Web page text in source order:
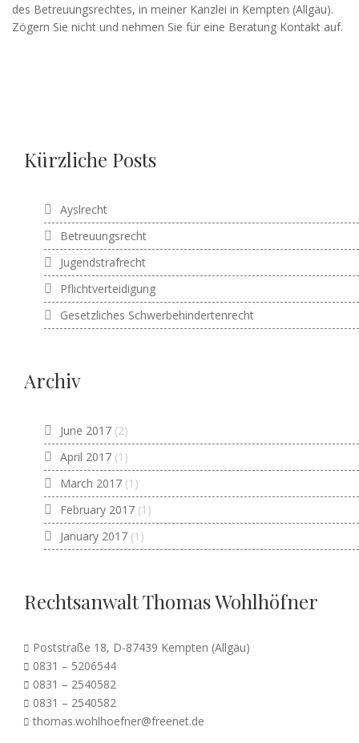
des Betreuungsrechtes, in meiner Kanzlei in Kempten (Allgäu).
Zögern Sie nicht und nehmen Sie für eine Beratung Kontakt auf.
Kürzliche Posts
Ayslrecht
Betreuungsrecht
Jugendstrafrecht
Pflichtverteidigung
Gesetzliches Schwerbehindertenrecht
Archiv
June 2017 (2)
April 2017 (1)
March 2017 (1)
February 2017 (1)
January 2017 (1)
Rechtsanwalt Thomas Wohlhöfner
Poststraße 18, D-87439 Kempten (Allgäu)
0831 – 5206544
0831 – 2540582
0831 – 2540582
thomas.wohlhoefner@freenet.de